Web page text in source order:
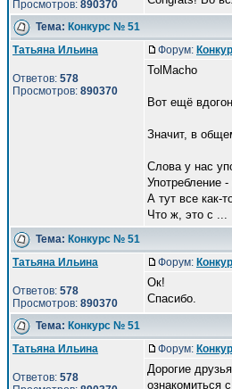
Просмотров: 890370
Тема: Конкурс № 51
Татьяна Ильина
Ответов: 578
Просмотров: 890370
Форум:
TolMacho
Вот ещё
Значит, в
Слова у нас
Употребление -
А тут все как-
Что ж, это с ...
Тема: Конкурс № 51
Татьяна Ильина
Ответов: 578
Просмотров: 890370
Форум:
Ок!
Спасибо.
Тема: Конкурс № 51
Татьяна Ильина
Ответов: 578
Форум:
Дорогие
ознакомиться